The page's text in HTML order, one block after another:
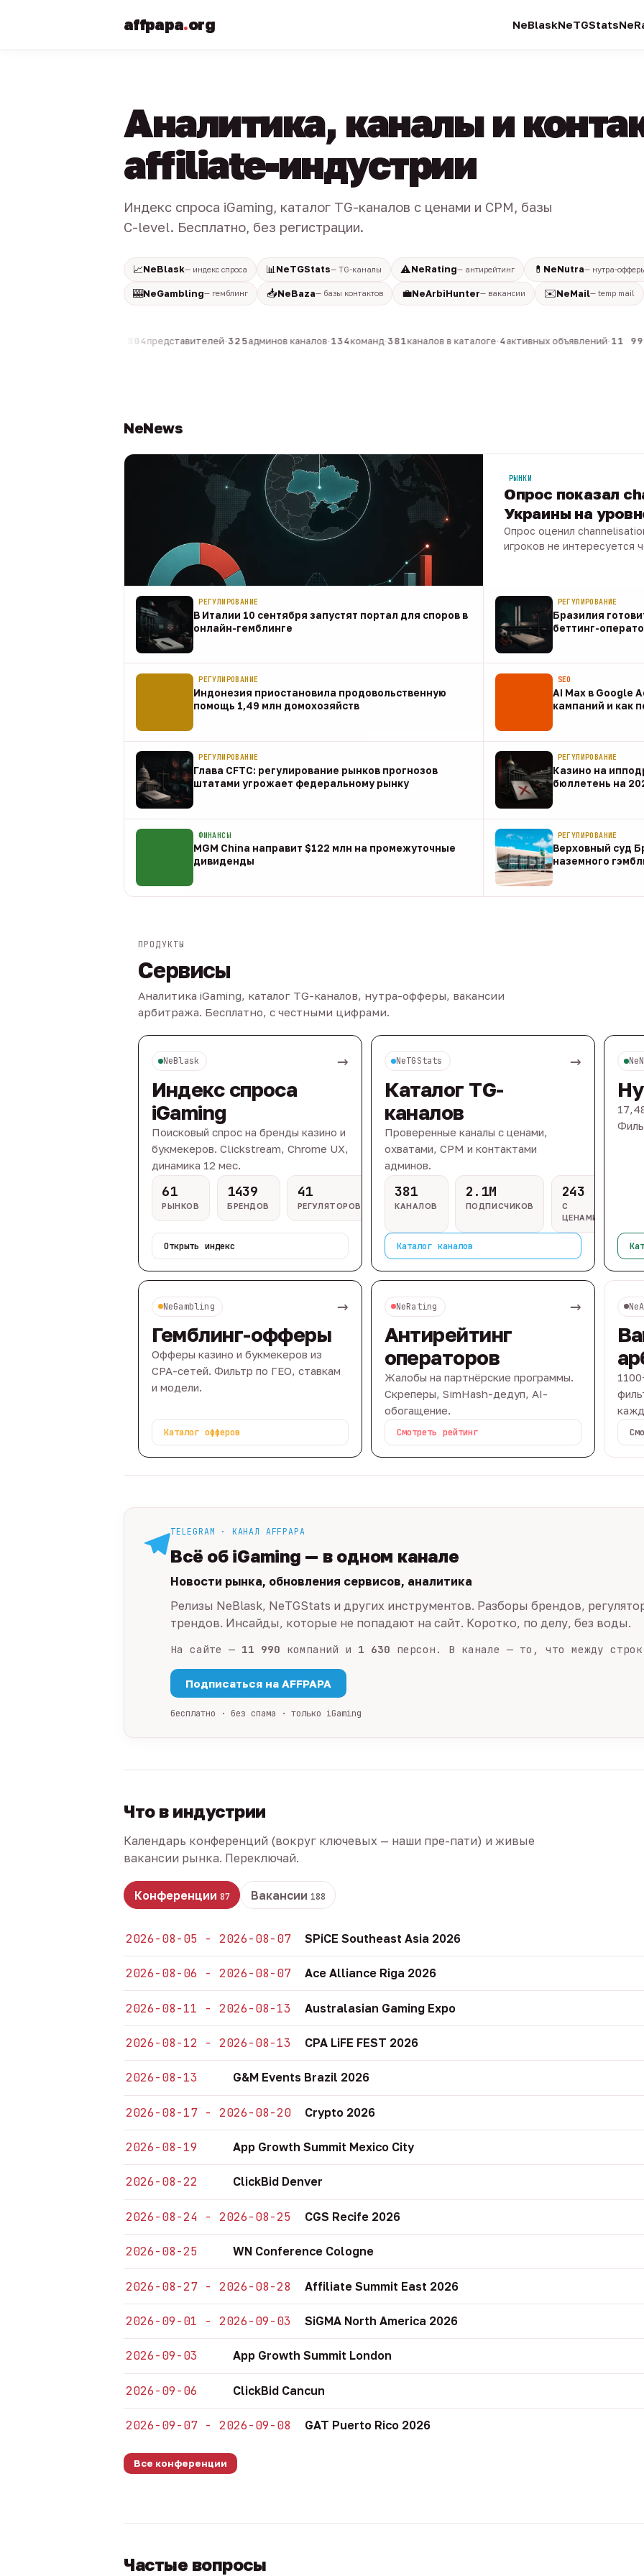
affpapa.org NeBlaskNeTGStats
Аналитика, каналы и
affiliate-индустрии
Индекс спроса iGaming, каталог TG-каналов с ценами и CPM, базы
C-level. Бесплатно, без регистрации.
📈NeBlask— индекс спроса 📊 NeTGStats— TG-каналы ⚠️NeRating— антирейтинг 💊 NeNutra— нутра-
🎰NeGambling— гемблинг 📥NeBaza— базы контактов 💼NeArbiHunter— вакансии ✉️NeMail— temp mail
804представителей·325админов каналов·134команд·381каналов в каталоге·4активных объявлений·11 990
NeNews
РЫНКИ
Опрос показал
Украины на
Опрос оценил
игроков не интересуется
РЕГУЛИРОВАНИЕ
В Италии 10 сентября запустят портал для споров в
онлайн-гемблинге
РЕГУЛИРОВАНИЕ
Бразилия
беттинг-
07 авг
РЕГУЛИРОВАНИЕ
Индонезия приостановила продовольственную
помощь 1,49 млн домохозяйств
SEO
AI Max в Google
кампаний и как
07 авг
РЕГУЛИРОВАНИЕ
Глава CFTC: регулирование рынков прогнозов
штатами угрожает федеральному рынку
РЕГУЛИРОВАНИЕ
Казино на
бюллетень на
07 авг
ФИНАНСЫ
MGM China направит $122 млн на промежуточные
дивиденды
РЕГУЛИРОВАНИЕ
Верховный суд
наземного
07 авг
ПРОДУКТЫ
Сервисы
Аналитика iGaming, каталог TG-каналов, нутра-офферы, вакансии
арбитража. Бесплатно, с честными цифрами.
NeBlask →
Индекс спроса
iGaming
Поисковый спрос на бренды казино и
букмекеров. Clickstream, Chrome UX,
динамика 12 мес.
61
РЫНКОВ
1439
БРЕНДОВ
41
РЕГУЛЯТОРОВ
Открыть индекс
NeTGStats →
Каталог TG-
каналов
Проверенные каналы с ценами,
охватами, CPM и контактами
админов.
381
КАНАЛОВ
2.1M
ПОДПИСЧИКОВ
243
С
ЦЕНАМИ
Каталог каналов
NeGambling →
Гемблинг-офферы
Офферы казино и букмекеров из
CPA-сетей. Фильтр по ГЕО, ставкам
и модели.
Каталог офферов
NeRating →
Антирейтинг
операторов
Жалобы на партнёрские программы.
Скреперы, SimHash-дедуп, AI-
обогащение.
Смотреть рейтинг
TELEGRAM · КАНАЛ AFFPAPA
Всё об iGaming — в одном канале
Новости рынка, обновления сервисов, аналитика
Релизы NeBlask, NeTGStats и других инструментов. Разборы брендов,
трендов. Инсайды, которые не попадают на сайт. Коротко, по делу, без воды.
На сайте — 11 990 компаний и 1 630 персон. В канале — то, что между
Подписаться на AFFPAPA
бесплатно · без спама · только iGaming
Что в индустрии
Календарь конференций (вокруг ключевых — наши пре-пати) и живые
вакансии рынка. Переключай.
Конференции 87 Вакансии 188
2026-08-05 - 2026-08-07 SPiCE Southeast Asia 2026
2026-08-06 - 2026-08-07 Ace Alliance Riga 2026
2026-08-11 - 2026-08-13 Australasian Gaming Expo
2026-08-12 - 2026-08-13 CPA LiFE FEST 2026
2026-08-13 G&M Events Brazil 2026
2026-08-17 - 2026-08-20 Crypto 2026
2026-08-19 App Growth Summit Mexico City
2026-08-22 ClickBid Denver
2026-08-24 - 2026-08-25 CGS Recife 2026
2026-08-25 WN Conference Cologne
2026-08-27 - 2026-08-28 Affiliate Summit East 2026
2026-09-01 - 2026-09-03 SiGMA North America 2026
2026-09-03 App Growth Summit London
2026-09-06 ClickBid Cancun
2026-09-07 - 2026-09-08 GAT Puerto Rico 2026
Все конференции
Частые вопросы